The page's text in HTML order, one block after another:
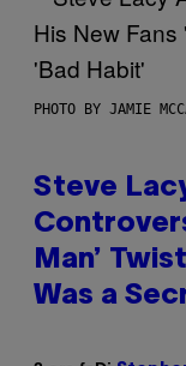
PHOTO BY JAMIE
Steve
Man’
Was a